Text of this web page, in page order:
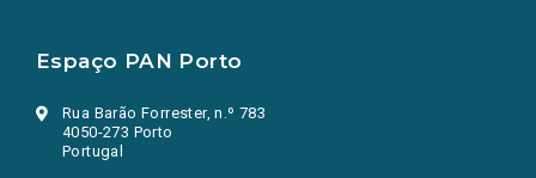
Espaço PAN Porto
Rua Barão Forrester, n.º 783
4050-273 Porto
Portugal